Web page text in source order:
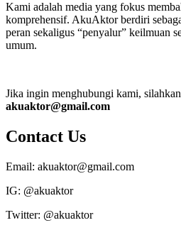
Kami adalah media yang fokus
komprehensif. AkuAktor berdiri
peran sekaligus “penyalur” keilmuan
umum.
Jika ingin menghubungi kami,
akuaktor@gmail.com
Contact Us
Email: akuaktor@gmail.com
IG: @akuaktor
Twitter: @akuaktor